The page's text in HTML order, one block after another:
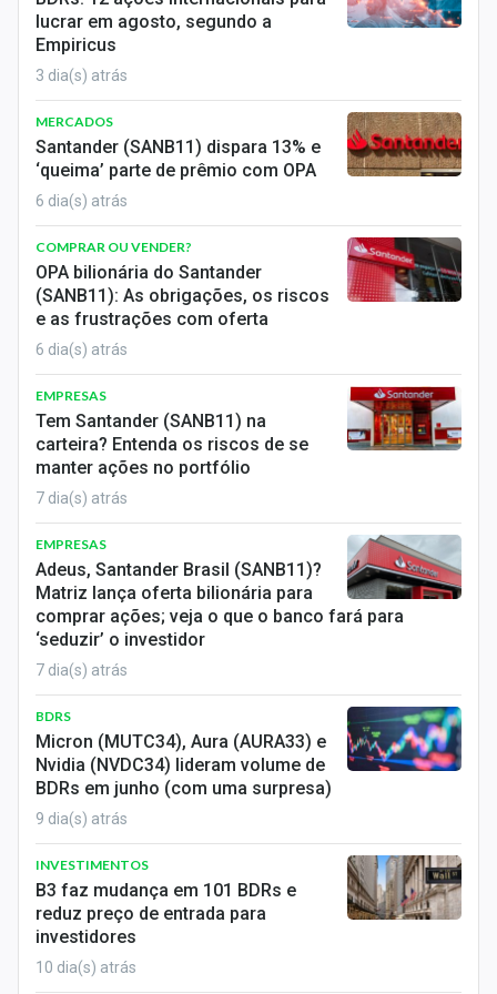
lucrar em agosto, segundo a
Empiricus
3 dia(s) atrás
MERCADOS
Santander (SANB11) dispara 13% e
‘queima’ parte de prêmio com OPA
6 dia(s) atrás
COMPRAR OU VENDER?
OPA bilionária do Santander
(SANB11): As obrigações, os riscos
e as frustrações com oferta
6 dia(s) atrás
EMPRESAS
Tem Santander (SANB11) na
carteira? Entenda os riscos de se
manter ações no portfólio
7 dia(s) atrás
EMPRESAS
Adeus, Santander Brasil (SANB11)?
Matriz lança oferta bilionária para
comprar ações; veja o que o banco fará para
‘seduzir’ o investidor
7 dia(s) atrás
BDRS
Micron (MUTC34), Aura (AURA33) e
Nvidia (NVDC34) lideram volume de
BDRs em junho (com uma surpresa)
9 dia(s) atrás
INVESTIMENTOS
B3 faz mudança em 101 BDRs e
reduz preço de entrada para
investidores
10 dia(s) atrás